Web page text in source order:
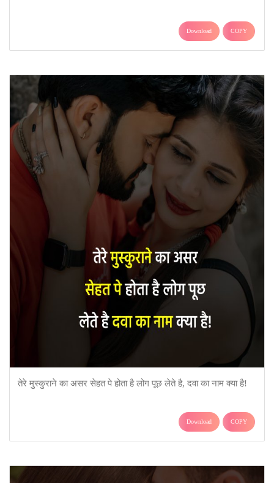
Download COPY
तेरे मुस्कुराने का असर सेहत पे होता है लोग पूछ लेते है, दवा का नाम क्या है!
Download COPY